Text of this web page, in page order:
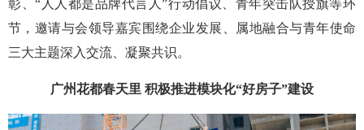
彰、“人人都是品牌代言人”行动倡议、青年突击队授旗等环
节，邀请与会领导嘉宾围绕企业发展、属地融合与青年使命
三大主题深入交流、凝聚共识。
广州花都春天里 积极推进模块化“好房子”建设